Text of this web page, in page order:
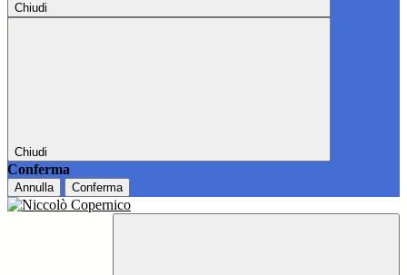
Chiudi
Chiudi
Conferma
Annulla Conferma